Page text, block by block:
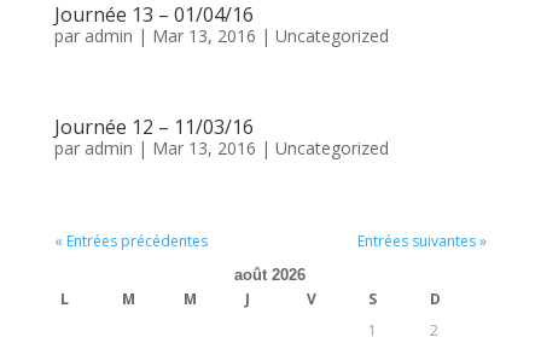
Journée 13 – 01/04/16
par admin | Mar 13, 2016 | Uncategorized
Journée 12 – 11/03/16
par admin | Mar 13, 2016 | Uncategorized
« Entrées précédentes Entrées suivantes »
août 2026
L M M J V S
D
1
2